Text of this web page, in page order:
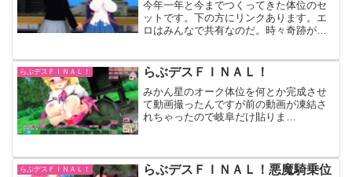
今年一年と今までつくってきた体位のセ
ットです。下の方にリンクあります。エ
ロはみんなで共有なのだ。時々奇跡が起
のデス。ただちんポジマスターしたと思
ったのにうまくいかなくて...
らぶデスＦＩＮＡＬ！ らぶデスＦＩＮＡＬ！
みかん星のオーク体位を何とか完成させ
て動画撮ったんですが前の動画が凍結さ
れちゃったので岐阜だけ貼りま
す。外出しにＪS３のパイズリを表現...
らぶデスＦＩＮＡＬ！ らぶデスＦＩＮＡＬ！悪魔騎乗位